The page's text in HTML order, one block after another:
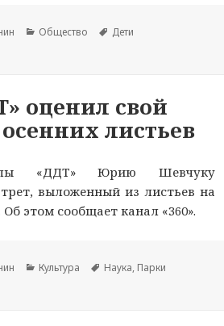
Раздел
Общество
Тема
Дети
оценил свой
листьев
«ДДТ» Юрию Шевчуку
выложенный из листьев на
этом сообщает канал «360».
Раздел
Культура
Тема
Наука, Парки